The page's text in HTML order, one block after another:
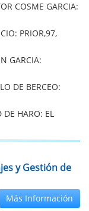
COSME GARCIA:
PRIOR,97,
GARCIA:
DE BERCEO:
HARO: EL
y Gestión de
Más Información